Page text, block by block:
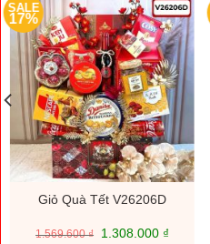
SALE
17%
Giỏ Quà Tết V26206D
1.569.600₫
Giá
1.308.000 ₫Giá